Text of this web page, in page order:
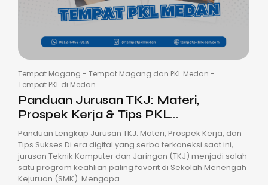
Tempat Magang - Tempat Magang dan PKL Medan -
Tempat PKL di Medan
Panduan Jurusan TKJ: Materi,
Prospek Kerja & Tips PKL...
Panduan Lengkap Jurusan TKJ: Materi, Prospek Kerja, dan
Tips Sukses Di era digital yang serba terkoneksi saat ini,
jurusan Teknik Komputer dan Jaringan (TKJ) menjadi salah
satu program keahlian paling favorit di Sekolah Menengah
Kejuruan (SMK). Mengapa...